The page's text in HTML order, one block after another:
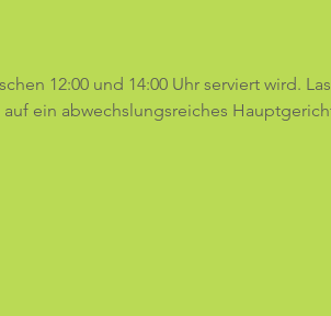
12:00 und 14:00 Uhr serviert wird.
ein abwechslungsreiches